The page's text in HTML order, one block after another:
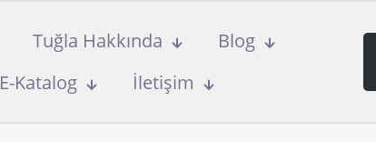
Tuğla Hakkında
Blog
E-Katalog İletişim